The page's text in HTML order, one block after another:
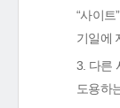
“사이
기일에
3. 다른
도용하